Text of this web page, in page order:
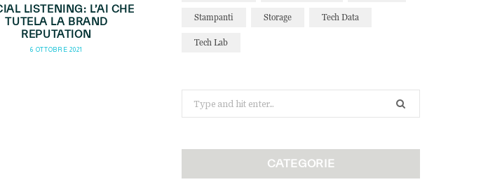
LISTENING: L’AI CHE
TUTELA LA BRAND
REPUTATION
6 OTTOBRE 2021
Stampanti Storage Tech Data
Tech Lab
for:
CATEGORIE